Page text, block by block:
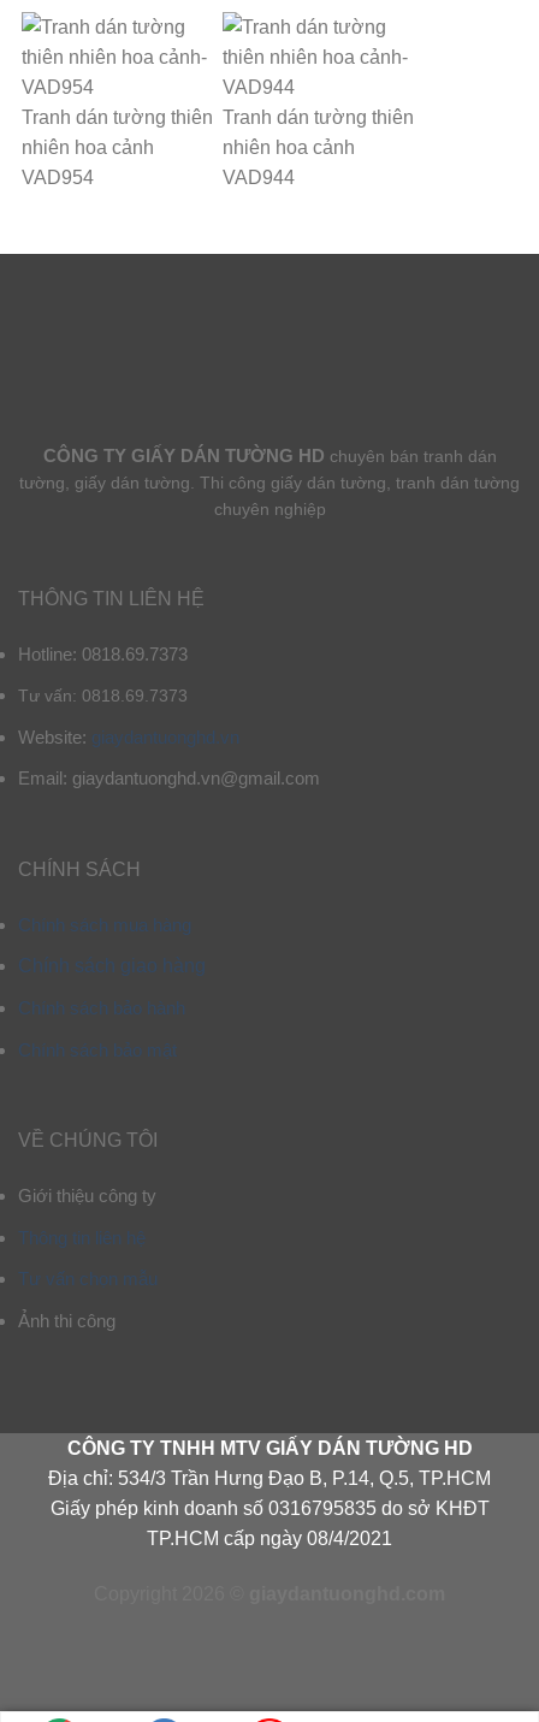
Tranh dán tường thiên
nhiên hoa cảnh
VAD954
Tranh dán tường thiên
nhiên hoa cảnh
VAD944
CÔNG TY GIẤY DÁN TƯỜNG HD chuyên bán tranh dán
tường, giấy dán tường. Thi công giấy dán tường, tranh dán tường
chuyên nghiệp
THÔNG TIN LIÊN HỆ
Hotline: 0818.69.7373
Tư vấn: 0818.69.7373
Website: giaydantuonghd.vn
Email: giaydantuonghd.vn@gmail.com
CHÍNH SÁCH
Chính sách mua hàng
Chính sách giao hàng
Chính sách bảo hành
Chính sách bảo mật
VỀ CHÚNG TÔI
Giới thiệu công ty
Thông tin liên hệ
Tư vấn chọn mẫu
Ảnh thi công
CÔNG TY TNHH MTV GIẤY DÁN TƯỜNG HD
Địa chỉ: 534/3 Trần Hưng Đạo B, P.14, Q.5, TP.HCM
Giấy phép kinh doanh số 0316795835 do sở KHĐT
TP.HCM cấp ngày 08/4/2021